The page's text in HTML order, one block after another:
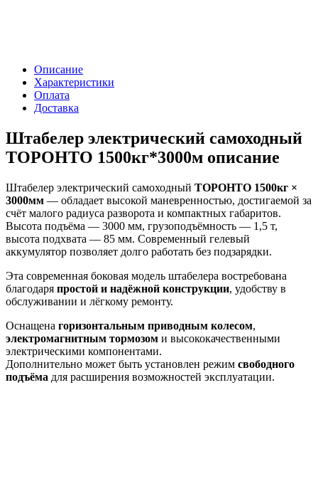
Описание
Характеристики
Оплата
Доставка
Штабелер электрический самоходный
ТОРОНТО 1500кг*3000м описание
Штабелер электрический самоходный ТОРОНТО 1500кг ×
3000мм — обладает высокой маневренностью, достигаемой за
счёт малого радиуса разворота и компактных габаритов.
Высота подъёма — 3000 мм, грузоподъёмность — 1,5 т,
высота подхвата — 85 мм. Современный гелевый
аккумулятор позволяет долго работать без подзарядки.
Эта современная боковая модель штабелера востребована
благодаря простой и надёжной конструкции, удобству в
обслуживании и лёгкому ремонту.
Оснащена горизонтальным приводным колесом,
электромагнитным тормозом и высококачественными
электрическими компонентами.
Дополнительно может быть установлен режим свободного
подъёма для расширения возможностей эксплуатации.